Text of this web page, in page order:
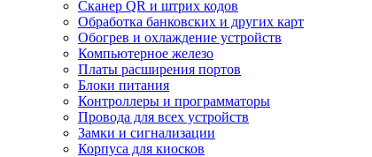
Сканер QR и штрих кодов
Обработка банковских и других карт
Обогрев и охлаждение устройств
Компьютерное железо
Платы расширения портов
Блоки питания
Контроллеры и программаторы
Провода для всех устройств
Замки и сигнализации
Корпуса для киосков